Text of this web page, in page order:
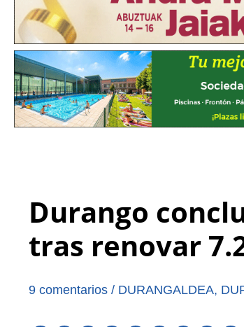
Durango
tras renovar
9 comentarios / DURANGALDEA,